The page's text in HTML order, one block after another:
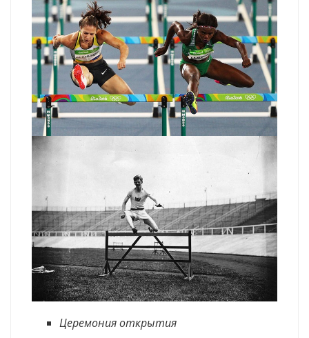
Церемония открытия